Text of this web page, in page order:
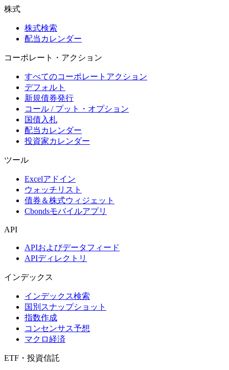
株式
株式検索
配当カレンダー
コーポレート・アクション
すべてのコーポレートアクション
デフォルト
新規債券発行
コール / プット・オプション
国債入札
配当カレンダー
投資家カレンダー
ツール
Excelアドイン
ウォッチリスト
債券＆株式ウィジェット
Cbondsモバイルアプリ
API
APIおよびデータフィード
APIディレクトリ
インデックス
インデックス検索
国別スナップショット
指数作成
コンセンサス予想
マクロ経済
ETF・投資信託